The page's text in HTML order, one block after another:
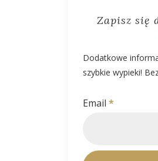
Zapisz się
Dodatkowe
szybkie wypieki!
Email *